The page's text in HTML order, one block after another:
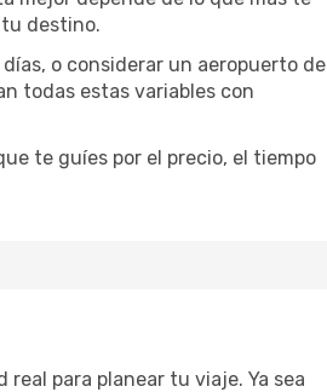
destino.
o considerar un aeropuerto de
todas estas variables con
te guíes por el precio, el tiempo
para planear tu viaje. Ya sea